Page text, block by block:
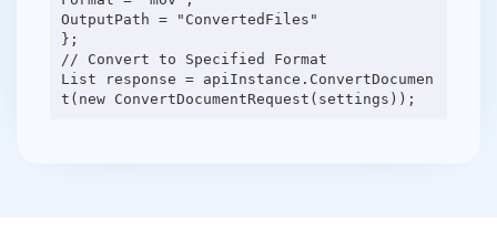
OutputPath = "ConvertedFiles"
};
// Convert to Specified Format
List response = apiInstance.ConvertDocumen